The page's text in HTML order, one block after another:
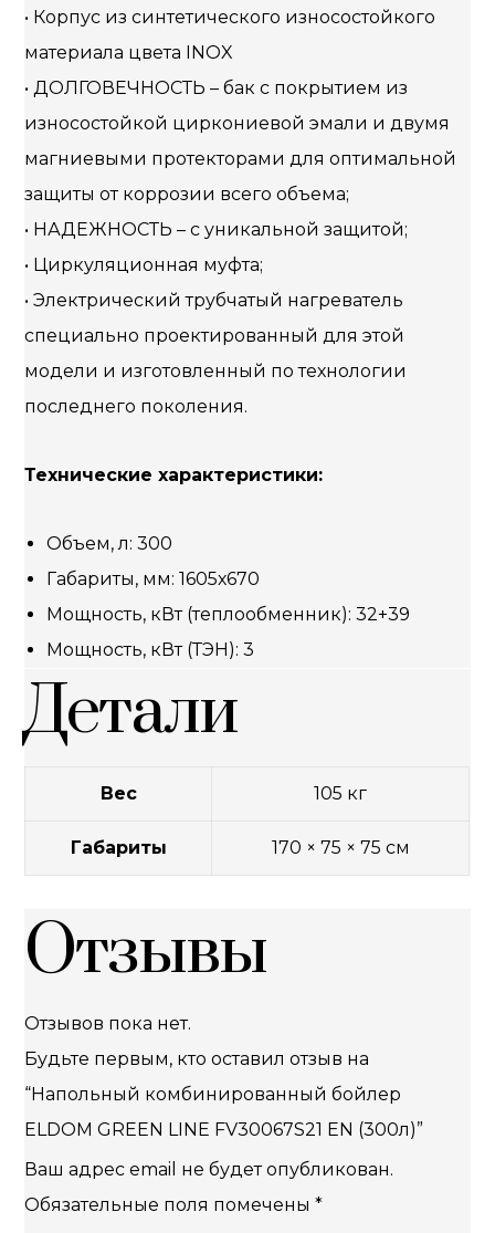
• Корпус из синтетического износостойкого
материала цвета INOX
• ДОЛГОВЕЧНОСТЬ – бак с покрытием из
износостойкой циркониевой эмали и двумя
магниевыми протекторами для оптимальной
защиты от коррозии всего объема;
• НАДЕЖНОСТЬ – с уникальной защитой;
• Циркуляционная муфта;
• Электрический трубчатый нагреватель
специально проектированный для этой
модели и изготовленный по технологии
последнего поколения.
Технические характеристики:
Объем, л: 300
Габариты, мм: 1605х670
Мощность, кВт (теплообменник): 32+39
Мощность, кВт (ТЭН): 3
Детали
Вес 105 кг
Габариты 170 × 75 × 75 см
Отзывы
Отзывов пока нет.
Будьте первым, кто оставил отзыв на
“Напольный комбинированный бойлер
ELDOM GREEN LINE FV30067S21 EN (300л)”
Ваш адрес email не будет опубликован.
Обязательные поля помечены*